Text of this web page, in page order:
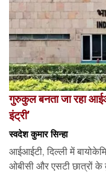
गुरुकुल बनता जा रहा
इंट्री’
स्वदेश कुमार सिन्हा
आईआईटी, दिल्ली में
ओबीसी और एसटी छात्रों